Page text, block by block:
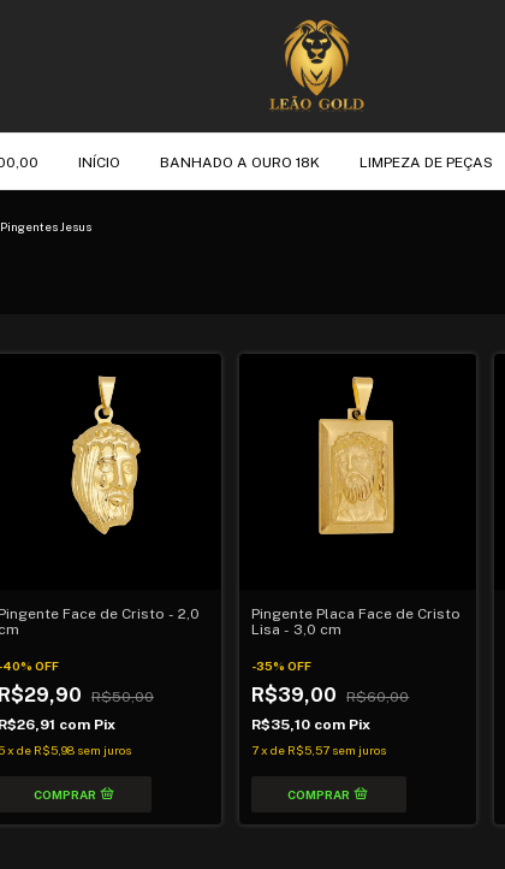
INÍCIO BANHADO A OURO 18K LIMPEZA DE PEÇAS
Pingentes Jesus
Face de Cristo - 2,0
cm
-40% OFF
R$29,90
R$50,00
R$26,91 com Pix
x de R$5,98 sem juros
Pingente Placa Face de Cristo
Lisa - 3,0 cm
-35%OFF
R$39,00
R$60,00
R$35,10 com Pix
7xde R$5,57 sem juros